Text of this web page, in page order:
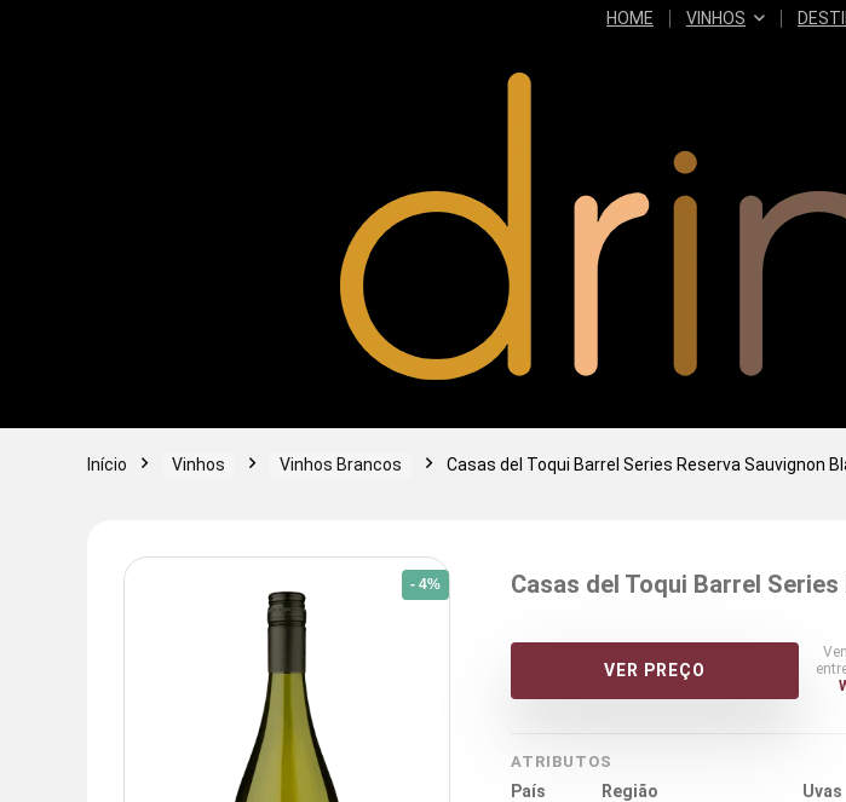
HOME VINHOS
Início Vinhos Vinhos Brancos Casas del Toqui Barrel Series Reserva Sauvignon
- 4% Casas del Toqui Barrel
VER PREÇO
ATRIBUTOS
País
Região
Uvas